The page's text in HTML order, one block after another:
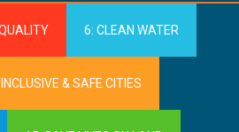
6: CLEAN WATER
& SAFE CITIES